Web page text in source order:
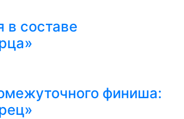
в составе
финиша: